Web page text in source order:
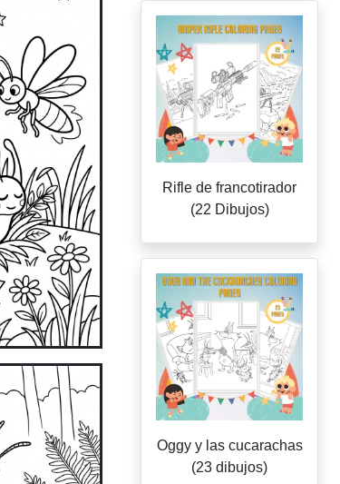
Rifle de francotirador
(22 Dibujos)
Oggy y las cucarachas
(23 dibujos)